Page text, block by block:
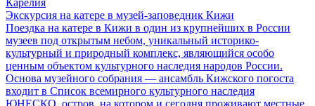
Экскурсия на катере в музей-заповедник Кижи
Поездка на катере в Кижи в один из крупнейших в России
музеев под открытым небом, уникальный историко-
культурный и природный комплекс, являющийся особо
ценным объектом культурного наследия народов России.
Основа музейного собрания — ансамбль Кижского погоста
входит в Список всемирного культурного наследия
ЮНЕСКО, остров, на котором и сегодня проживают местные